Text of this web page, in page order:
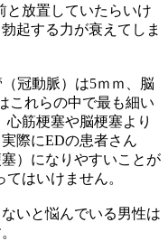
と放置していたらいけ
起する力が衰えてしま
冠動脈）は5ｍｍ、脳
これらの中で最も細い
筋梗塞や脳梗塞より
際にEDの患者さん
）になりやすいことが
はいけません。
いと悩んでいる男性は